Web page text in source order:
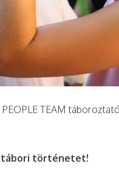
TEAM
tábori történetet!